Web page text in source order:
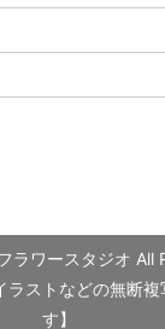
ワースタジオ All
ラストなどの無断
す】